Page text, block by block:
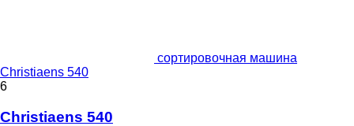
сортировочная машина
Christiaens 540
6
Christiaens 540